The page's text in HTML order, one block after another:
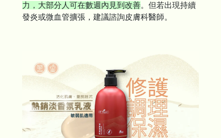
力，大部分人可在數週內見到改善。但若出現持續
發炎或微血管擴張，建議諮詢皮膚科醫師。